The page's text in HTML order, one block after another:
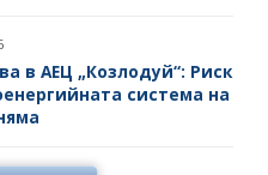
в АЕЦ „Козлодуй“: Риск
система на